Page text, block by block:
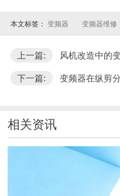
本文标签： 变频器 变频器维修
上一篇: 风机改造中的
下一篇: 变频器在纵剪
相关资讯